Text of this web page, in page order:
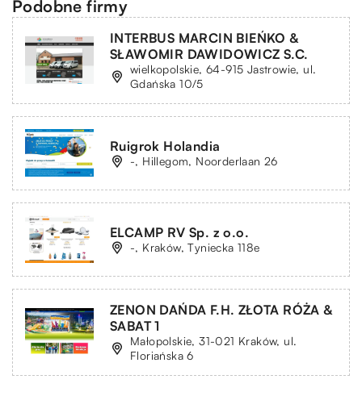
Podobne firmy
INTERBUS MARCIN BIEŃKO &
SŁAWOMIR DAWIDOWICZ S.C.
wielkopolskie, 64-915 Jastrowie, ul.
Gdańska 10/5
Ruigrok Holandia
-, Hillegom, Noorderlaan 26
ELCAMP RV Sp. z o.o.
-, Kraków, Tyniecka 118e
ZENON DAŃDA F.H. ZŁOTA RÓŻA &
SABAT 1
Małopolskie, 31-021 Kraków, ul.
Floriańska 6